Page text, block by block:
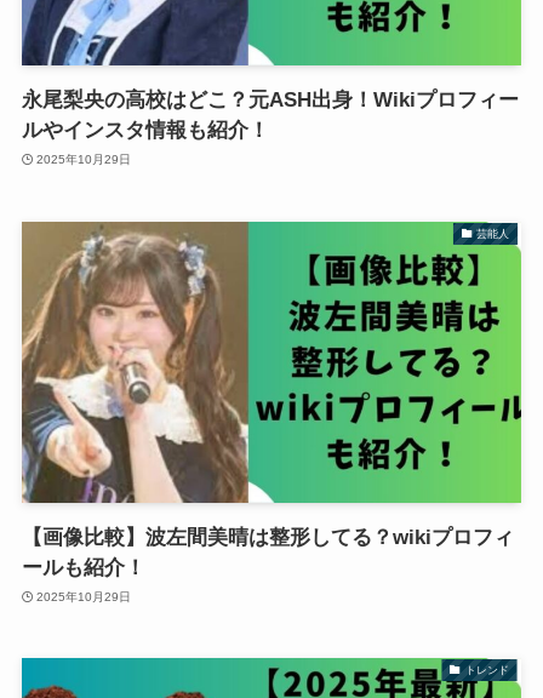
永尾梨央の高校はどこ？元ASH出身！Wikiプロフィー
ルやインスタ情報も紹介！
2025年10月29日
芸能人
【画像比較】波左間美晴は整形してる？wikiプロフィ
ールも紹介！
2025年10月29日
トレンド